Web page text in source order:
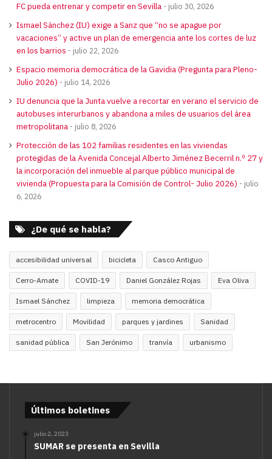
FC pueda entrenar y competir en Sevilla
julio 30, 2026
Ismael Sánchez (IU) exige a Sanz que “no se apague por
vacaciones” y active un plan de emergencia ante los cortes de luz
en los barrios
julio 22, 2026
Espacio memoria democrática de la Gavidia (Pregunta para Pleno-
Julio 2026)
julio 14, 2026
IU denuncia que la Junta vuelve a recortar en verano el servicio de
autobuses interurbanos y abandona a miles de usuarios del área
metropolitana
julio 8, 2026
Protección de las 102 familias residentes en las viviendas
protegidas de la Avenida Concejal Alberto Jiménez Becerril n.º 27 y
la incorporación del inmueble al parque público municipal de
vivienda (Propuesta para la Comisión de Control- Julio 2026)
julio
6, 2026
¿De qué se habla?
accesibilidad universal bicicleta Casco Antiguo
Cerro-Amate COVID-19 Daniel González Rojas Eva Oliva
Ismael Sánchez limpieza memoria democrática
metrocentro Movilidad parques y jardines Sanidad
sanidad pública San Jerónimo tranvía urbanismo
Últimos boletines
julio 2, 2023
SUMAR se presenta en Sevilla